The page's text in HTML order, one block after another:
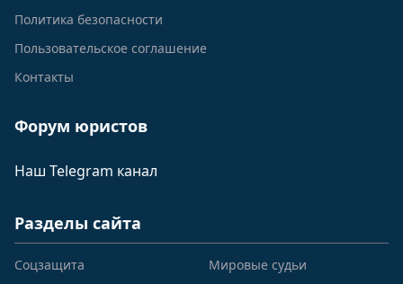
Политика безопасности
Пользовательское соглашение
Контакты
Форум юристов
Наш Telegram канал
Разделы сайта
Соцзащита
Мировые судьи